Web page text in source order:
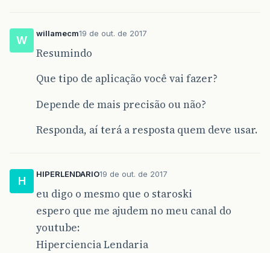
W
willamecm19 de out. de 2017
Resumindo
Que tipo de aplicação você vai fazer?
Depende de mais precisão ou não?
Responda, aí terá a resposta quem deve usar.
H
HIPERLENDARIO19 de out. de 2017
eu digo o mesmo que o staroski
espero que me ajudem no meu canal do
youtube:
Hiperciencia Lendaria